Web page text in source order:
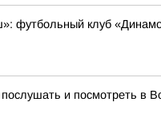
футбольный клуб
и посмотреть в